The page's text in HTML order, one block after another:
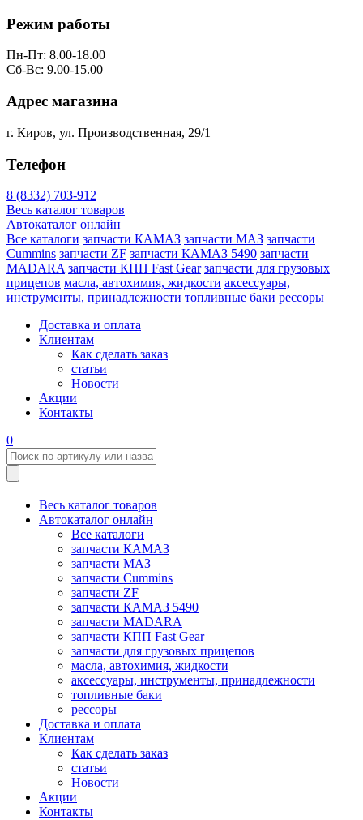
Режим работы
Пн-Пт: 8.00-18.00
Сб-Вс: 9.00-15.00
Адрес магазина
г. Киров, ул. Производственная, 29/1
Телефон
8 (8332) 703-912
Весь каталог товаров
Автокаталог онлайн
Все каталоги запчасти КАМАЗ запчасти МАЗ запчасти
Cummins запчасти ZF запчасти КАМАЗ 5490 запчасти
MADARA запчасти КПП Fast Gear запчасти для грузовых
прицепов масла, автохимия, жидкости аксессуары,
инструменты, принадлежности топливные баки рессоры
Доставка и оплата
Клиентам
Как сделать заказ
статьи
Новости
Акции
Контакты
0
Весь каталог товаров
Автокаталог онлайн
Все каталоги
запчасти КАМАЗ
запчасти МАЗ
запчасти Cummins
запчасти ZF
запчасти КАМАЗ 5490
запчасти MADARA
запчасти КПП Fast Gear
запчасти для грузовых прицепов
масла, автохимия, жидкости
аксессуары, инструменты, принадлежности
топливные баки
рессоры
Доставка и оплата
Клиентам
Как сделать заказ
статьи
Новости
Акции
Контакты